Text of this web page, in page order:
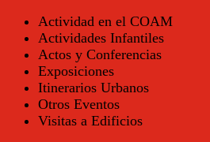
Actividad en el COAM
Actividades Infantiles
Actos y Conferencias
Exposiciones
Itinerarios Urbanos
Otros Eventos
Visitas a Edificios